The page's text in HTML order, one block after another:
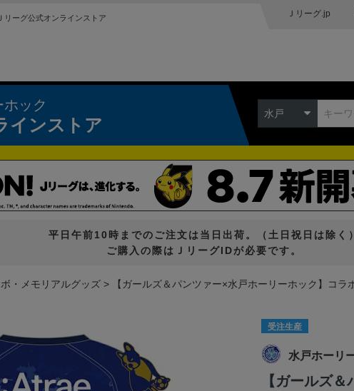
リーグ公式オンラインストア Ｊリーグ.jp
ック
インストア
水戸
平日午前10時までのご注文は当日出荷。（土日祝日は除く）
ご購入の際はＪリーグIDが必要です。
・メモリアルグッズ 【ガールズ＆パンツァー×水戸ホーリーホック】コ
受注生産
水戸ホーリ
【ガールズ